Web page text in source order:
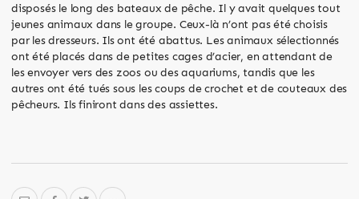
disposés le long des bateaux de pêche. Il y avait quelques tout
jeunes animaux dans le groupe. Ceux-là n’ont pas été choisis
par les dresseurs. Ils ont été abattus. Les animaux sélectionnés
ont été placés dans de petites cages d’acier, en attendant de
les envoyer vers des zoos ou des aquariums, tandis que les
autres ont été tués sous les coups de crochet et de couteaux des
pêcheurs. Ils finiront dans des assiettes.